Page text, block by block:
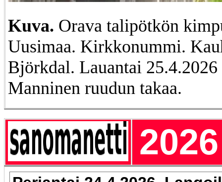
Kuva. Orava talipötkön
Uusimaa. Kirkkonummi.
Björkdal. Lauantai
Manninen ruudun takaa.
2026